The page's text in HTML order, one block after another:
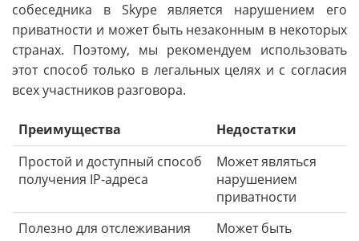
собеседника в Skype является нарушением его
приватности и может быть незаконным в некоторых
странах. Поэтому, мы рекомендуем использовать
этот способ только в легальных целях и с согласия
всех участников разговора.
Преимущества
Недостатки
Простой и доступный способ
получения IP-адреса
Может являться
нарушением
приватности
Полезно для отслеживания
Может быть